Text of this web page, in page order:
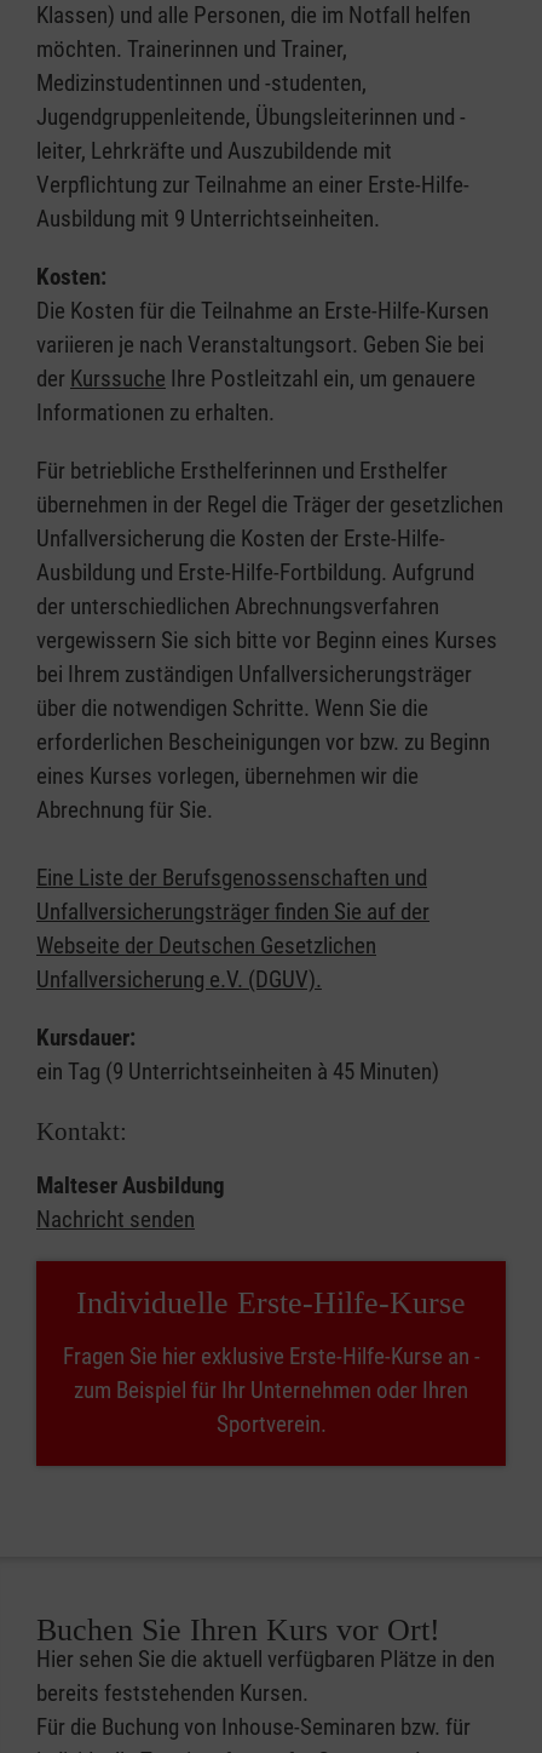
Klassen) und alle Personen, die im Notfall helfen
möchten. Trainerinnen und Trainer,
Medizinstudentinnen und -studenten,
Jugendgruppenleitende, Übungsleiterinnen und -
leiter, Lehrkräfte und Auszubildende mit
Verpflichtung zur Teilnahme an einer Erste-Hilfe-
Ausbildung mit 9 Unterrichtseinheiten.
Kosten:
Die Kosten für die Teilnahme an Erste-Hilfe-Kursen
variieren je nach Veranstaltungsort. Geben Sie bei
der Kurssuche Ihre Postleitzahl ein, um genauere
Informationen zu erhalten.
Für betriebliche Ersthelferinnen und Ersthelfer
übernehmen in der Regel die Träger der gesetzlichen
Unfallversicherung die Kosten der Erste-Hilfe-
Ausbildung und Erste-Hilfe-Fortbildung. Aufgrund
der unterschiedlichen Abrechnungsverfahren
vergewissern Sie sich bitte vor Beginn eines Kurses
bei Ihrem zuständigen Unfallversicherungsträger
über die notwendigen Schritte. Wenn Sie die
erforderlichen Bescheinigungen vor bzw. zu Beginn
eines Kurses vorlegen, übernehmen wir die
Abrechnung für Sie.
Eine Liste der Berufsgenossenschaften und
Unfallversicherungsträger finden Sie auf der
Webseite der Deutschen Gesetzlichen
Unfallversicherung e.V. (DGUV).
Kursdauer:
ein Tag (9 Unterrichtseinheiten à 45 Minuten)
Kontakt:
Malteser Ausbildung
Nachricht senden
Individuelle Erste-Hilfe-Kurse
Fragen Sie hier exklusive Erste-Hilfe-Kurse an -
zum Beispiel für Ihr Unternehmen oder Ihren
Sportverein.
Buchen Sie Ihren Kurs vor Ort!
Hier sehen Sie die aktuell verfügbaren Plätze in den
bereits feststehenden Kursen.
Für die Buchung von Inhouse-Seminaren bzw. für